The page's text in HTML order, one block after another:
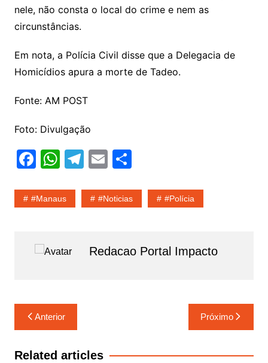
nele, não consta o local do crime e nem as
circunstâncias.
Em nota, a Polícia Civil disse que a Delegacia de
Homicídios apura a morte de Tadeo.
Fonte: AM POST
Foto: Divulgação
F
c
o
W
at
p
T
e
m
E
ai
S
ar
#Manaus #noticias #Polícia
Redacao Portal Impacto
Navegação
de
Post
Anterior Próximo
Related articles